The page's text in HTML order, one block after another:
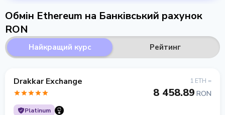
Обмін Ethereum на Банківський рахунок
RON
Найкращий курс Рейтинг
Drakkar Exchange
Platinum
1 ETH =
8 458.89 RON